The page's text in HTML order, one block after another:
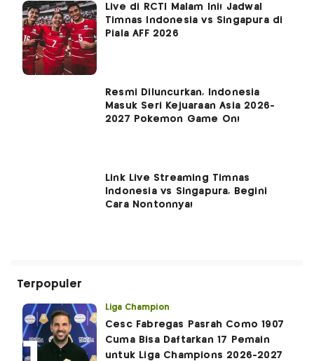
Live di RCTI Malam Ini! Jadwal
Timnas Indonesia vs Singapura di
Piala AFF 2026
Resmi Diluncurkan, Indonesia
Masuk Seri Kejuaraan Asia 2026-
2027 Pokemon Game On!
Link Live Streaming Timnas
Indonesia vs Singapura, Begini
Cara Nontonnya!
Terpopuler
Liga Champion
Cesc Fabregas Pasrah Como 1907
Cuma Bisa Daftarkan 17 Pemain
untuk Liga Champions 2026-2027